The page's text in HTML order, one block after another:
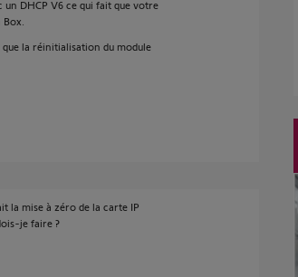
un DHCP V6 ce qui fait que votre
la réinitialisation du module
la mise à zéro de la carte IP
je faire ?